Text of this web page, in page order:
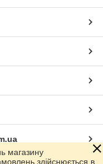
магазину
здійснюється в